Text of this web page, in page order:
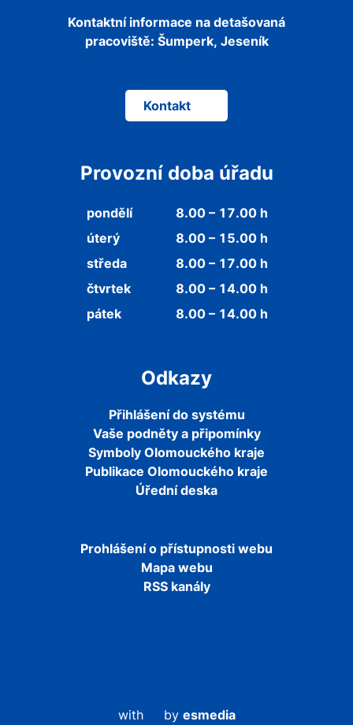
Kontaktní informace na detašovaná
pracoviště: Šumperk, Jeseník
Kontakt
Provozní doba úřadu
pondělí
8.00 – 17.00 h
úterý
8.00 – 15.00 h
středa
8.00 – 17.00 h
čtvrtek
8.00 – 14.00 h
pátek
8.00 – 14.00 h
Odkazy
Přihlášení do systému
Vaše podněty a připomínky
Symboly Olomouckého kraje
Publikace Olomouckého kraje
Úřední deska
Prohlášení o přístupnosti webu
Mapa webu
RSS kanály
with by esmedia